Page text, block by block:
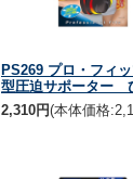
PS269 プロ・フィ
型圧迫サポーター
2,310円(本体価格